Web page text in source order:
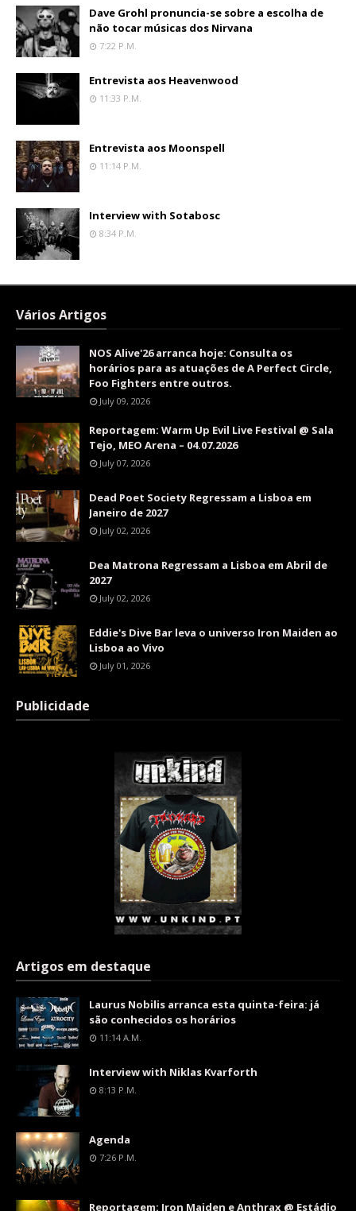
Dave Grohl pronuncia-se sobre a escolha de
não tocar músicas dos Nirvana
7:22 P.m.
Entrevista aos Heavenwood
11:33 P.m.
Entrevista aos Moonspell
11:14 P.m.
Interview with Sotabosc
8:34 P.m.
Vários Artigos
NOS Alive'26 arranca hoje: Consulta os
horários para as atuações de A Perfect Circle,
Foo Fighters entre outros.
July 09, 2026
Reportagem: Warm Up Evil Live Festival @ Sala
Tejo, MEO Arena – 04.07.2026
July 07, 2026
Dead Poet Society Regressam a Lisboa em
Janeiro de 2027
July 02, 2026
Dea Matrona Regressam a Lisboa em Abril de
2027
July 02, 2026
Eddie's Dive Bar leva o universo Iron Maiden ao
Lisboa ao Vivo
July 01, 2026
Publicidade
Artigos em destaque
Laurus Nobilis arranca esta quinta-feira: já
são conhecidos os horários
11:14 A.m.
Interview with Niklas Kvarforth
8:13 P.m.
Agenda
7:26 P.m.
Reportagem: Iron Maiden e Anthrax @ Estádio